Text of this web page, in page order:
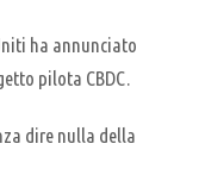
ha annunciato
pilota CBDC.
dire nulla della